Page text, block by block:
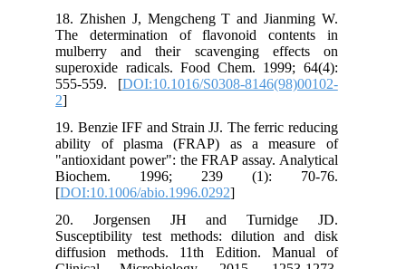
18. Zhishen J, Mengcheng T and Jianming W.
The determination of flavonoid contents in
mulberry and their scavenging effects on
superoxide radicals. Food Chem. 1999; 64(4):
555-559. [DOI:10.1016/S0308-8146(98)00102-
19. Benzie IFF and Strain JJ. The ferric reducing
ability of plasma (FRAP) as a measure of
"antioxidant power": the FRAP assay. Analytical
Biochem. 1996; 239 (1): 70-76.
[DOI:10.1006/abio.1996.0292
20. Jorgensen JH and Turnidge JD.
Susceptibility test methods: dilution and disk
diffusion methods. 11th Edition. Manual of